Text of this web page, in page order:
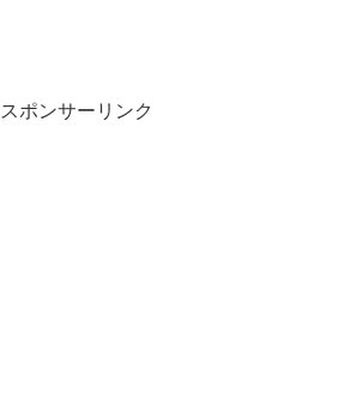
スポンサーリンク